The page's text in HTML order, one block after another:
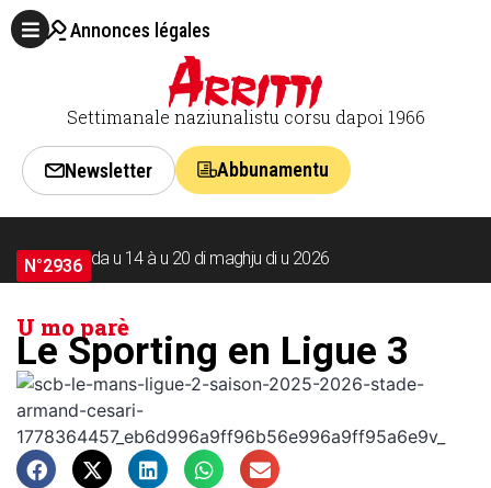
Annonces légales
Settimanale naziunalistu corsu dapoi 1966
Newsletter Abbunamentu
N°2936 da u 14 à u 20 di maghju di u 2026
U mo parè
Le Sporting en Ligue 3